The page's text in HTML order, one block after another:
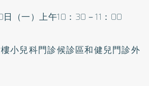
（一）上午10：30－11：00
小兒科門診候診區和健兒門診外